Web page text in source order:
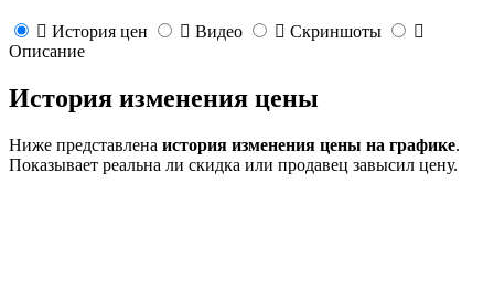
История цен Видео
Скриншоты
Описание
История изменения цены
Ниже представлена история изменения цены на графике.
Показывает реальна ли скидка или продавец завысил цену.